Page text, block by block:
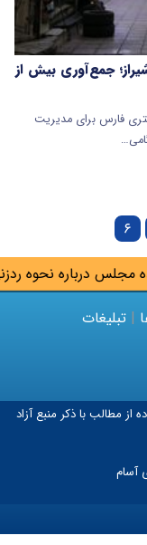
نحوه ردزنی محل
جمع‌آوری بیش از
فارس برای مدیریت
۶
| تبلیغات
مطالب با ذکر منبع آزاد
آسام